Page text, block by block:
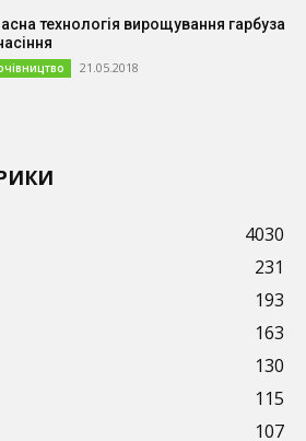
технологія вирощування гарбуза
21.05.2018
4030
231
193
163
130
115
107